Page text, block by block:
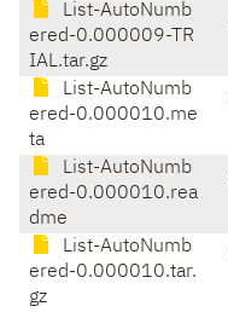
List-AutoNumb
ered-0.000009-TR
IAL.tar.gz
List-AutoNumb
ered-0.000010.me
ta
List-AutoNumb
ered-0.000010.rea
dme
List-AutoNumb
ered-0.000010.tar.
gz